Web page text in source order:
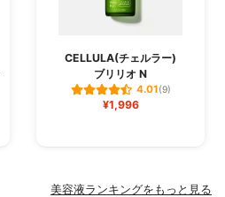
CELLULA(チェルラー)
ブリリオ N
4.01(9)
¥1,996
美容液ランキングをもっと見る